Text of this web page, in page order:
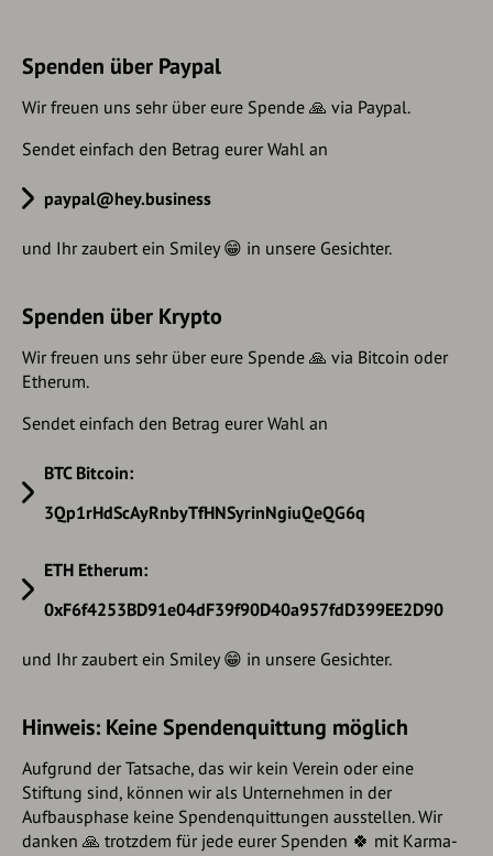
Spenden über Paypal
Wir freuen uns sehr über eure Spende 🙏 via Paypal.
Sendet einfach den Betrag eurer Wahl an
paypal@hey.business
und Ihr zaubert ein Smiley 😁 in unsere Gesichter.
Spenden über Krypto
Wir freuen uns sehr über eure Spende 🙏 via Bitcoin oder
Etherum.
Sendet einfach den Betrag eurer Wahl an
BTC Bitcoin:
3Qp1rHdScAyRnbyTfHNSyrinNgiuQeQG6q
ETH Etherum:
0xF6f4253BD91e04dF39f90D40a957fdD399EE2D90
und Ihr zaubert ein Smiley 😁 in unsere Gesichter.
Hinweis: Keine Spendenquittung möglich
Aufgrund der Tatsache, das wir kein Verein oder eine
Stiftung sind, können wir als Unternehmen in der
Aufbausphase keine Spendenquittungen ausstellen. Wir
danken 🙏 trotzdem für jede eurer Spenden 🍀 mit Karma-